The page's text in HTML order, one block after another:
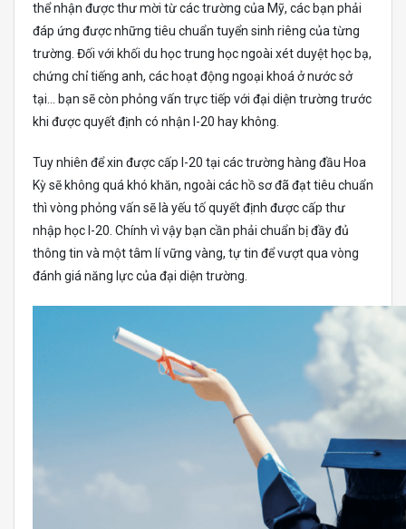
thể nhận được thư mời từ các trường của Mỹ, các bạn phải
đáp ứng được những tiêu chuẩn tuyển sinh riêng của từng
trường. Đối với khối du học trung học ngoài xét duyệt học bạ,
chứng chỉ tiếng anh, các hoạt động ngoại khoá ở nước sở
tại… bạn sẽ còn phỏng vấn trực tiếp với đại diện trường trước
khi được quyết định có nhận I-20 hay không.
Tuy nhiên để xin được cấp I-20 tại các trường hàng đầu Hoa
Kỳ sẽ không quá khó khăn, ngoài các hồ sơ đã đạt tiêu chuẩn
thì vòng phỏng vấn sẽ là yếu tố quyết định được cấp thư
nhập học I-20. Chính vì vậy bạn cần phải chuẩn bị đầy đủ
thông tin và một tâm lí vững vàng, tự tin để vượt qua vòng
đánh giá năng lực của đại diện trường.